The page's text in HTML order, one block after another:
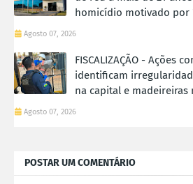
homicídio motivado por
Agosto 07, 2026
FISCALIZAÇÃO - Ações
identificam
na capital e
Agosto 07, 2026
POSTAR UM COMENTÁRIO